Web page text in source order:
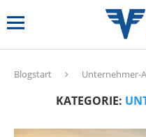
Blogstart Unternehmer-
KATEGORIE: